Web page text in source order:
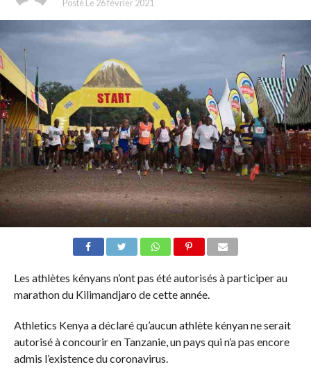
Posté Le 26 février 2021
Les athlètes kényans n’ont pas été autorisés à participer au
marathon du Kilimandjaro de cette année.
Athletics Kenya a déclaré qu’aucun athlète kényan ne serait
autorisé à concourir en Tanzanie, un pays qui n’a pas encore
admis l’existence du coronavirus.